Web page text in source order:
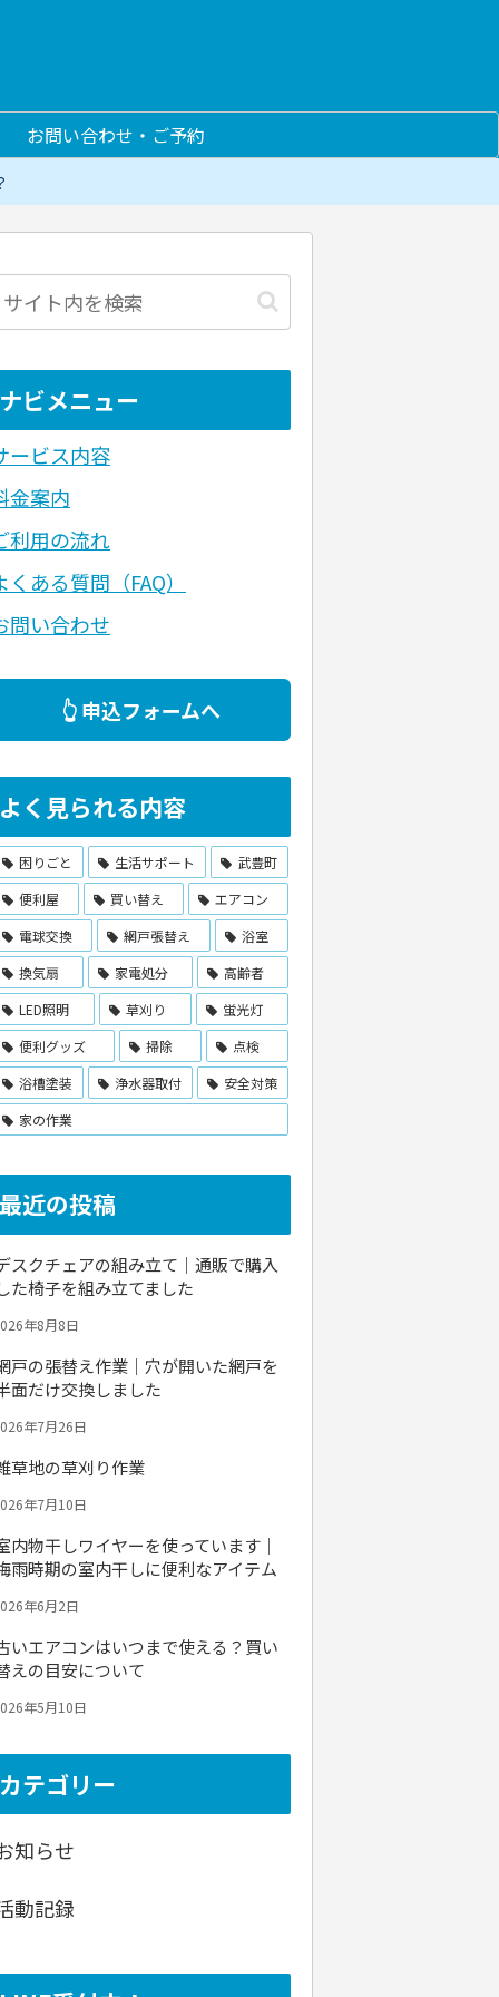
お問い合わせ・ご予約
ナビメニュー
ービス内容
金案内
利用の流れ
くある質問（FAQ）
問い合わせ
👆 申込フォームへ
よく見られる内容
困りごと 生活サポート
武豊町
便利屋
買い替え
エアコン
電球交換
網戸張替え
浴室
換気扇
家電処分
高齢者
LED照明
草刈り
蛍光灯
便利グッズ
掃除
点検
浴槽塗装
浄水器取付
安全対策
家の作業
最近の投稿
スクチェアの組み立て｜通販で購入
た椅子を組み立てました
年8月8日
戸の張替え作業｜穴が開いた網戸を
面だけ交換しました
年7月26日
草地の草刈り作業
年7月10日
内物干しワイヤーを使っています｜
雨時期の室内干しに便利なアイテム
年6月2日
いエアコンはいつまで使える？買い
えの目安について
年5月10日
カテゴリー
知らせ
動記録